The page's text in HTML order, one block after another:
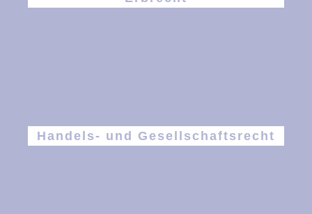
Handels- und Gesellschaftsrecht